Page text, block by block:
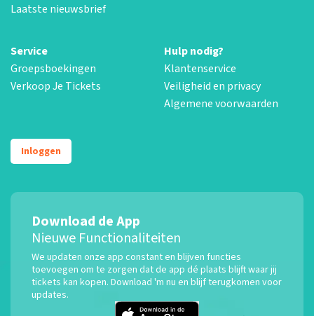
Laatste nieuwsbrief
Service
Groepsboekingen
Verkoop Je Tickets
Hulp nodig?
Klantenservice
Veiligheid en privacy
Algemene voorwaarden
Inloggen
Download de App
Nieuwe Functionaliteiten
We updaten onze app constant en blijven functies
toevoegen om te zorgen dat de app dé plaats blijft waar jij
tickets kan kopen. Download 'm nu en blijf terugkomen voor
updates.